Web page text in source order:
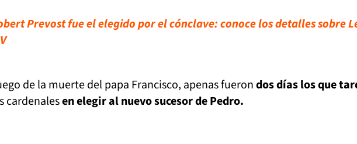
Prevost fue el elegido por el cónclave: conoce los detalles sobre
de la muerte del papa Francisco, apenas fuerondos días los que
cardenalesen elegir al nuevo sucesor de Pedro.